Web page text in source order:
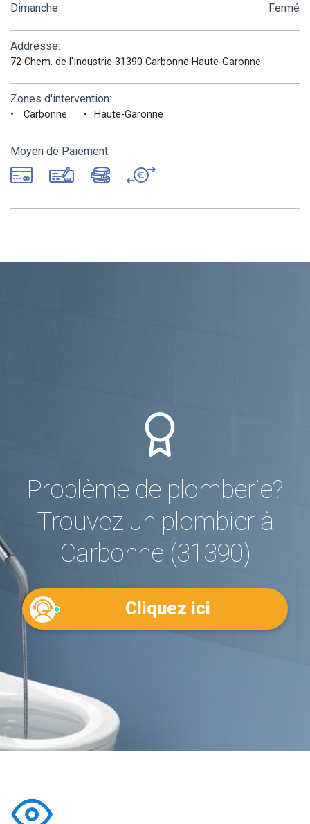
Dimanche
Fermé
Addresse:
72 Chem. de l'Industrie 31390 Carbonne Haute-Garonne
Zones d'intervention:
Carbonne Haute-Garonne
Moyen de Paiement:
Problème de plomberie?
Trouvez un plombier à
Carbonne (31390)
Cliquez ici